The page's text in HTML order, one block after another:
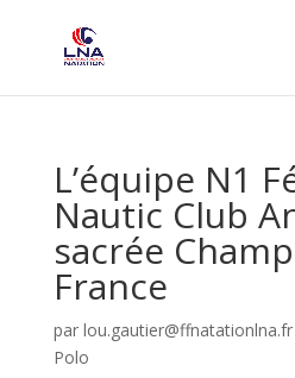
L’équipe N1
Nautic Club
sacrée
France
par lou.gautier@ffnatationlna.fr
Polo